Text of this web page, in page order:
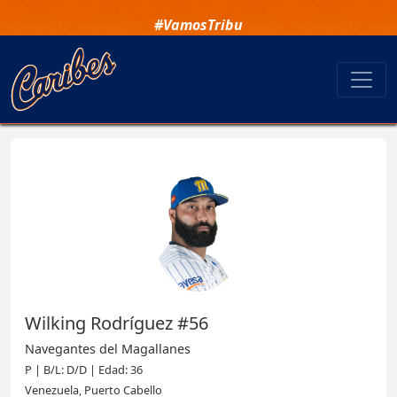
#VamosTribu
Wilking Rodríguez #56
Navegantes del Magallanes
P | B/L: D/D | Edad: 36
Venezuela, Puerto Cabello